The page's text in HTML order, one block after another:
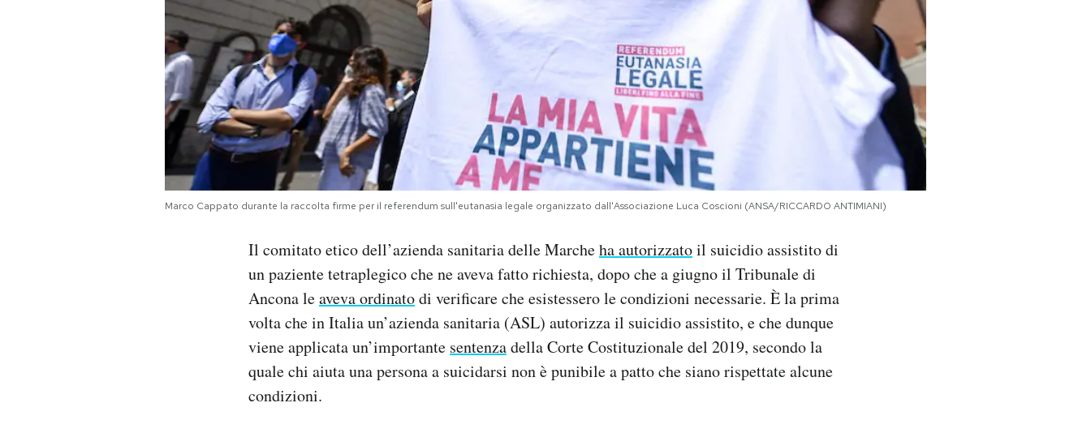
Marco Cappato durante la raccolta firme per il referendum sull'eutanasia legale organizzato dall'Associazione Luca Coscioni (ANSA/RICCARDO ANTIMIANI)
Il comitato etico dell’azienda sanitaria delle Marcheha autorizzatoil suicidio assistito di
un paziente tetraplegico che ne aveva fatto richiesta, dopo che a giugno il Tribunale di
Ancona leaveva ordinatodi verificare che esistessero le condizioni necessarie. È la prima
volta che in Italia un’azienda sanitaria (ASL) autorizza il suicidio assistito, e che dunque
viene applicata un’importante sentenzadella Corte Costituzionale del 2019, secondo la
quale chi aiuta una persona a suicidarsi non è punibile a patto che siano rispettate alcune
condizioni.